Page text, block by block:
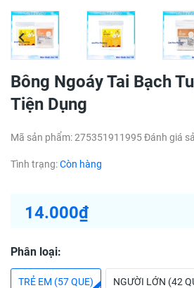
Bông Ngoáy Tai Bạch
Tiện Dụng
Mã sản phẩm:275351911995Đánh giá
Tình trạng:Còn hàng
14.000₫
Phân loại:
TRẺ EM (57 QUE) NGƯỜI LỚN (42